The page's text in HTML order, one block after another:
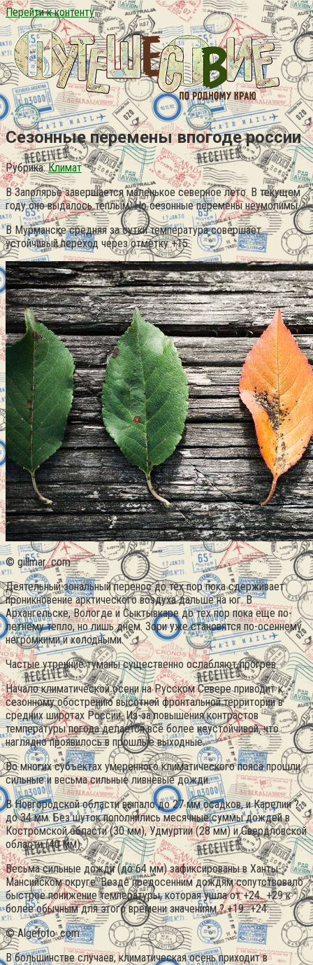
Перейти к контенту
Сезонные перемены впогоде россии
Рубрика: Климат
В Заполярье завершается маленькое северное лето. В текущем
году оно выдалось теплым. Но сезонные перемены неумолимы.
В Мурманске средняя за сутки температура совершает
устойчивый переход через отметку +15.
© gillmar .com
Деятельный зональный перенос до тех пор пока сдерживает
проникновение арктического воздуха дальше на юг. В
Архангельске, Вологде и Сыктывкаре до тех пор пока еще по-
летнему тепло, но лишь днем. Зори уже становятся по-осеннему
негромкими и холодными.
Частые утренние туманы существенно ослабляют прогрев.
Начало климатической осени на Русском Севере приводит к
сезонному обострению высотной фронтальной территории в
средних широтах России. Из-за повышения контрастов
температуры погода делается все более неустойчивой, что
наглядно проявилось в прошлые выходные.
Во многих субъектах умеренного климатического пояса прошли
сильные и весьма сильные ливневые дожди.
В Новгородской области выпало до 27 мм осадков, и Карелии ?
до 34 мм. Без шуток пополнились месячные суммы дождей в
Костромской области (30 мм), Удмуртии (28 мм) и Свердловской
области (40 мм).
Весьма сильные дожди (до 64 мм) зафиксированы в Ханты-
Мансийском округе. Везде предосенним дождям сопутствовало
быстрое понижение температуры, которая ушла от +24…+29 к
более обычным для этого времени значениям ? +19…+24.
© Algefoto .com
В большинстве случаев, климатическая осень приходит в